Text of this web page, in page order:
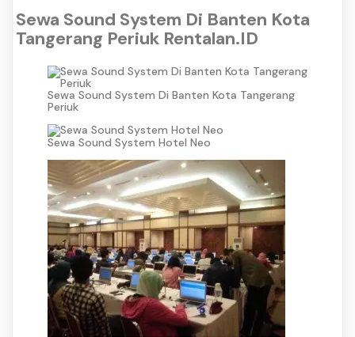
Sewa Sound System Di Banten Kota
Tangerang Periuk Rentalan.ID
Sewa Sound System Di Banten Kota Tangerang
Periuk
Sewa Sound System Hotel Neo